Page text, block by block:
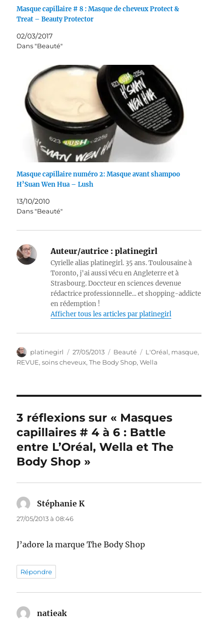
Masque capillaire # 8 : Masque de cheveux Protect &
Treat – Beauty Protector
02/03/2017
Dans "Beauté"
Masque capillaire numéro 2: Masque avant shampoo
H’Suan Wen Hua – Lush
13/10/2010
Dans "Beauté"
Auteur/autrice : platinegirl
Cyrielle alias platinegirl. 35 ans. Toulousaine à
Toronto, j'ai aussi vécu en Angleterre et à
Strasbourg. Doccteur en sciences devenue
rédactrice professionnelle... et shopping-addicte
en rédemption !
Afficher tous les articles par platinegirl
Auteur
platinegirl
Publié
le
27/05/2013 Catégories
Beauté Étiquettes
L'Oréal, masque,
REVUE,soins cheveux,The Body Shop,Wella
3 réflexions sur « Masques
capillaires # 4 à 6 : Battle
entre L’Oréal, Wella et The
Body Shop »
Stéphanie K
27/05/2013 à 08:46
J’adore la marque The Body Shop
Répondre
natieakdit :